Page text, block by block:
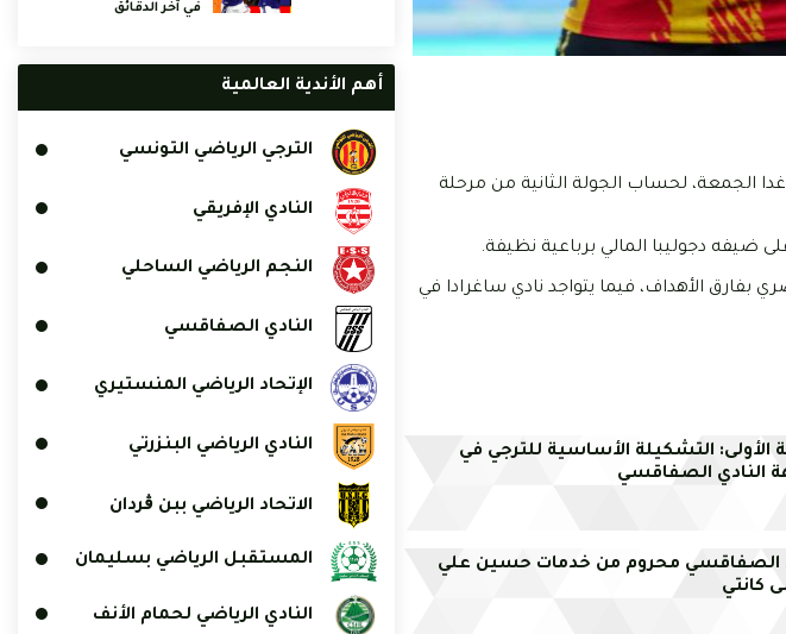
الجمعة، لحساب الجولة الثانية من مرحلة
ضيفه دجوليبا المالي برباعية نظيفة.
3 نقاط، متأخرا على نادي بيراميدز المصري بفارق الأهداف، فيما يتواجد نادي ساغرادا في
الأولى: التشكيلة الأساسية للترجي في
النادي الصفاقسي
الصفاقسي محروم من خدمات حسين علي
كانتي
في آخر الدقائق
أهم الأندية العالمية
الترجي الرياضي التونسي
النادي الإفريقي
النجم الرياضي الساحلي
النادي الصفاقسي
الإتحاد الرياضي المنستيري
النادي الرياضي البنزرتي
الاتحاد الرياضي ببن ڨردان
المستقبل الرياضي بسليمان
النادي الرياضي لحمام الأنف